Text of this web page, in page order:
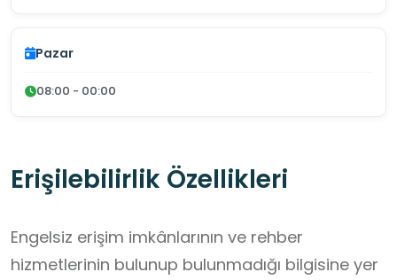
Pazar
08:00 - 00:00
Erişilebilirlik Özellikleri
Engelsiz erişim imkânlarının ve rehber
hizmetlerinin bulunup bulunmadığı bilgisine yer